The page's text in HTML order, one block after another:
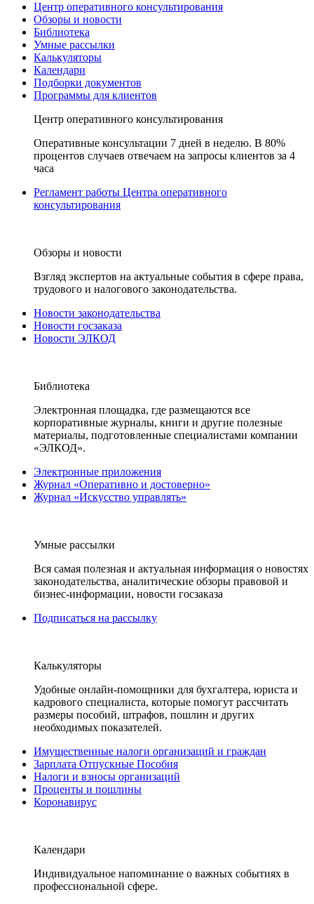
Центр оперативного консультирования
Обзоры и новости
Библиотека
Умные рассылки
Калькуляторы
Календари
Подборки документов
Программы для клиентов
Центр оперативного консультирования
Оперативные консультации 7 дней в неделю. В 80%
процентов случаев отвечаем на запросы клиентов за 4
часа
Регламент работы Центра оперативного
консультирования
Обзоры и новости
Взгляд экспертов на актуальные события в сфере права,
трудового и налогового законодательства.
Новости законодательства
Новости госзаказа
Новости ЭЛКОД
Библиотека
Электронная площадка, где размещаются все
корпоративные журналы, книги и другие полезные
материалы, подготовленные специалистами компании
«ЭЛКОД».
Электронные приложения
Журнал «Оперативно и достоверно»
Журнал «Искусство управлять»
Умные рассылки
Вся самая полезная и актуальная информация о новостях
законодательства, аналитические обзоры правовой и
бизнес-информации, новости госзаказа
Подписаться на рассылку
Калькуляторы
Удобные онлайн-помощники для бухгалтера, юриста и
кадрового специалиста, которые помогут рассчитать
размеры пособий, штрафов, пошлин и других
необходимых показателей.
Имущественные налоги организаций и граждан
Зарплата Отпускные Пособия
Налоги и взносы организаций
Проценты и пошлины
Коронавирус
Календари
Индивидуальное напоминание о важных событиях в
профессиональной сфере.